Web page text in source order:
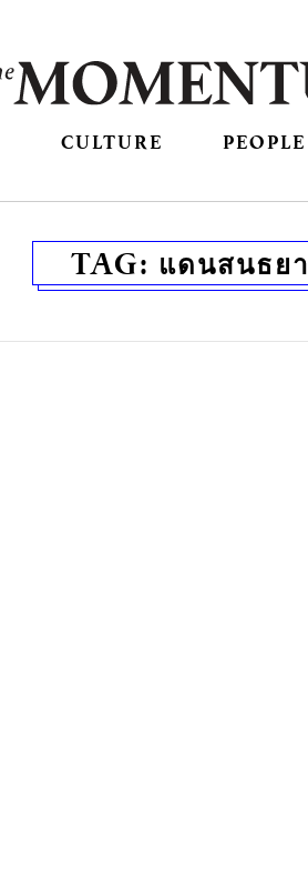
CULTURE PEOPLE
TAG: แดนสนธยา